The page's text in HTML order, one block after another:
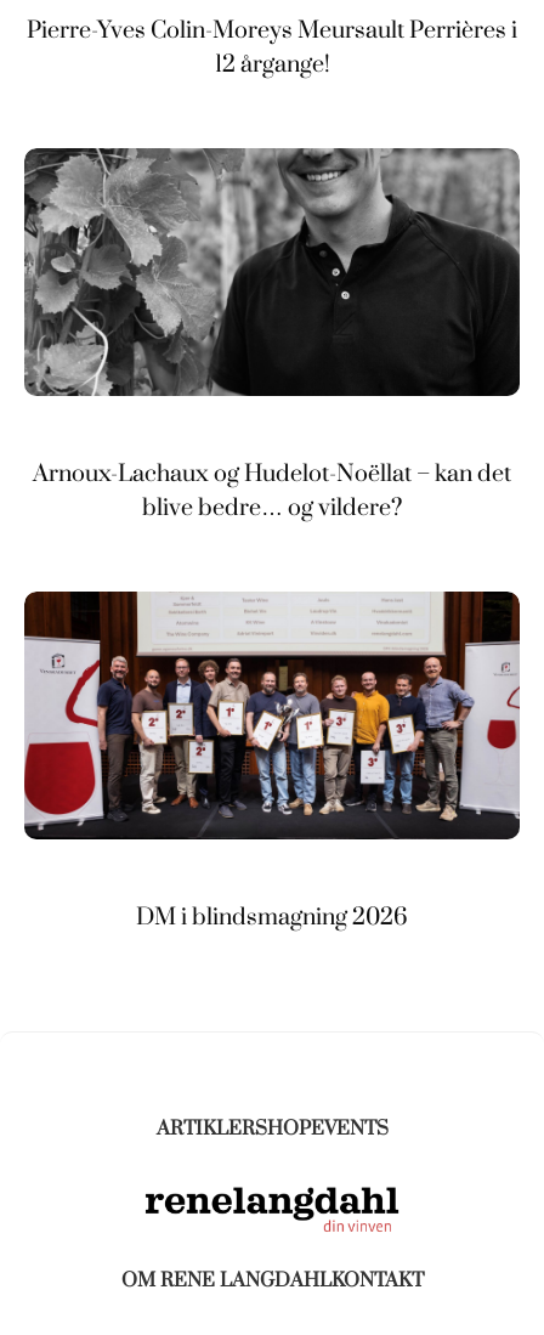
Pierre-Yves Colin-Moreys Meursault Perrières i
12 årgange!
Arnoux-Lachaux og Hudelot-Noëllat – kan det
blive bedre… og vildere?
DM i blindsmagning 2026
ARTIKLERSHOPEVENTS
OM RENE LANGDAHLKONTAKT